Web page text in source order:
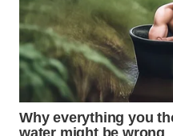
WN
BINJAI
WN
CIREBON
WN